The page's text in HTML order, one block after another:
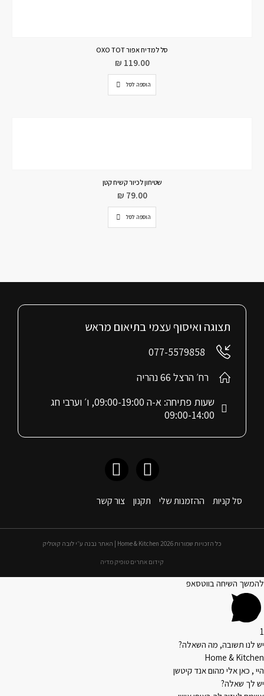
סל למדיח אפור OXO TOT
₪ 119.00
הוספה לסל
שטיחון לכיור קשיח קטן
₪ 79.00
הוספה לסל
סל קניות ההזמנות שלי תקנון צור קשר
תצוגה ואיסוף עצמי בתיאום מראש
077-5579858
רח׳ הרצל 66 נהריה
שעות פתיחה: א-ה 09:00-19:00, ו׳ וערבי חג
09:00-14:00
כל הזכויות שמורות 2026 Home & Kitchen | האתר נבנה ע״י לובה קוטליק
קידום אתרים טופיק מדיה
להמשך השיחה בווטסאפ
1
יש לנו תשובה, מה השאלה?
Home & Kitchen
היי , כאן אלי מהום אנד קיטשן
יש לך שאלה?